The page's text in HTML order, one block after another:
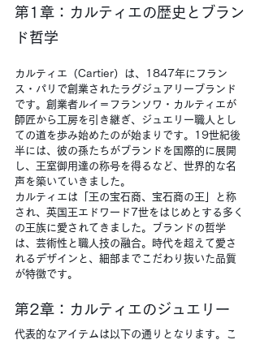
第1章：カルティエの歴史とブラン
ド哲学
カルティエ（Cartier）は、1847年にフラン
ス・パリで創業されたラグジュアリーブランド
です。創業者ルイ＝フランソワ・カルティエが
師匠から工房を引き継ぎ、ジュエリー職人とし
ての道を歩み始めたのが始まりです。19世紀後
半には、彼の孫たちがブランドを国際的に展開
し、王室御用達の称号を得るなど、世界的な名
声を築いていきました。
カルティエは「王の宝石商、宝石商の王」と称
され、英国王エドワード7世をはじめとする多く
の王族に愛されてきました。ブランドの哲学
は、芸術性と職人技の融合。時代を超えて愛さ
れるデザインと、細部までこだわり抜いた品質
が特徴です。
第2章：カルティエのジュエリー
代表的なアイテムは以下の通りとなります。こ